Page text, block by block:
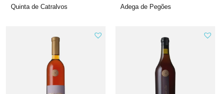
Quinta de Catralvos
Adega de Pegões